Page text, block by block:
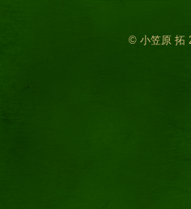
© 小笠原 拓